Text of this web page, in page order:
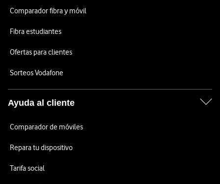
Comparador fibra y móvil
Fibra estudiantes
Ofertas para clientes
Sorteos Vodafone
Ayuda al cliente
Comparador de móviles
Repara tu dispositivo
Tarifa social